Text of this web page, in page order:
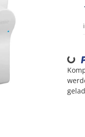
Loading...